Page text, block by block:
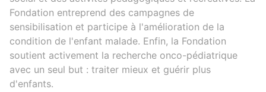
Fondation entreprend des campagnes de
sensibilisation et participe à l'amélioration de la
condition de l'enfant malade. Enfin, la Fondation
soutient activement la recherche onco-pédiatrique
avec un seul but : traiter mieux et guérir plus
d'enfants.